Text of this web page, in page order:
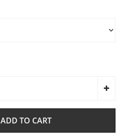
ADD TO CART